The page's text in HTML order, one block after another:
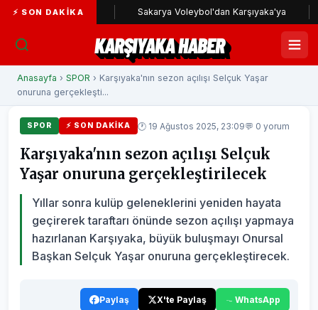
⚡ SON DAKIKA
yolunda Sakarya Voleybol'dan Karşıyaka'ya
KARŞIYAKA HABER
Anasayfa › SPOR › Karşıyaka'nın sezon açılışı Selçuk Yaşar
onuruna gerçekleşti...
SPOR ⚡ SON DAKIKA 🕐 19 Ağustos 2025, 23:09💬 0 yorum
Karşıyaka'nın sezon açılışı Selçuk
Yaşar onuruna gerçekleştirilecek
Yıllar sonra kulüp geleneklerini yeniden hayata
geçirerek taraftarı önünde sezon açılışı yapmaya
hazırlanan Karşıyaka, büyük buluşmayı Onursal
Başkan Selçuk Yaşar onuruna gerçekleştirecek.
Paylaş X'te Paylaş WhatsApp